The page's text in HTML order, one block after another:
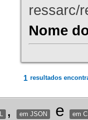
ressarc/
Nome
1 resultados
, em JSON e em